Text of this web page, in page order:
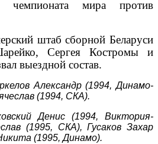
чемпионата мира против
штаб сборной Беларуси
Сергея Костромы и
выездной состав.
Александр (1994, Динамо-
(1994, СКА).
Денис (1994, Виктория-
(1995, СКА), Гусаков Захар
(1995, Динамо).